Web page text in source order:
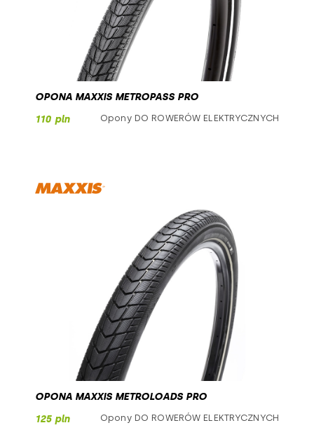
OPONA MAXXIS METROPASS PRO
110 pln
Opony DO ROWERÓW ELEKTRYCZNYCH
OPONA MAXXIS METROLOADS PRO
125 pln
Opony DO ROWERÓW ELEKTRYCZNYCH